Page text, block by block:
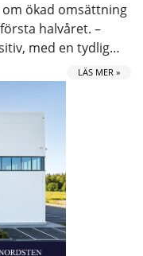
ökad omsättning
halvåret. –
med en tydlig…
LÄS MER »